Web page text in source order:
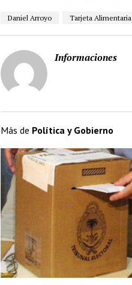
Daniel Arroyo Tarjeta Alimentaria
Informaciones
Más de Política y Gobierno